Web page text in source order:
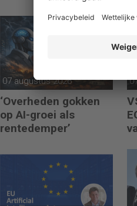
07 augustus 2026
‘Overheden gokken
op AI-groei als
rentedemper’